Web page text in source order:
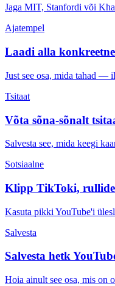
Jaga MIT, Stanfordi või
Ajatempel
Laadi alla
Just see osa, mida tahad —
Tsitaat
Võta sõna-sõnalt
Salvesta see, mida keegi
Sotsiaalne
Klipp TikToki,
Kasuta pikki YouTube'i
Salvesta
Salvesta hetk
Hoia ainult see osa, mis on